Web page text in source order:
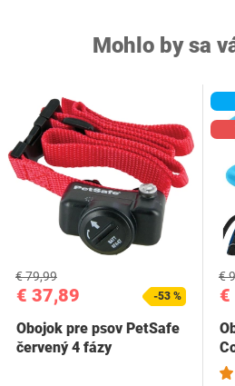
Mohlo by sa
€ 37,89
€ 79,99
-53 %
Obojok pre psov PetSafe
červený 4 fázy
€
€